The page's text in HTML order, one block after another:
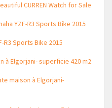
CURREN Watch for Sale
YZF-R3 Sports Bike 2015
R3 Sports Bike 2015
à Elgorjani- superficie 420 m2
maison à Elgorjani-